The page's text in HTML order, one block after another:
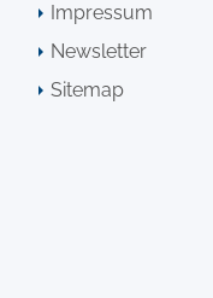
Impressum
Newsletter
Sitemap